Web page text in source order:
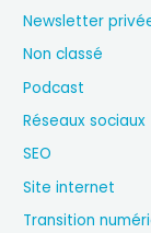
Newsletter
Non classé
Podcast
Réseaux sociaux
SEO
Site internet
Transition